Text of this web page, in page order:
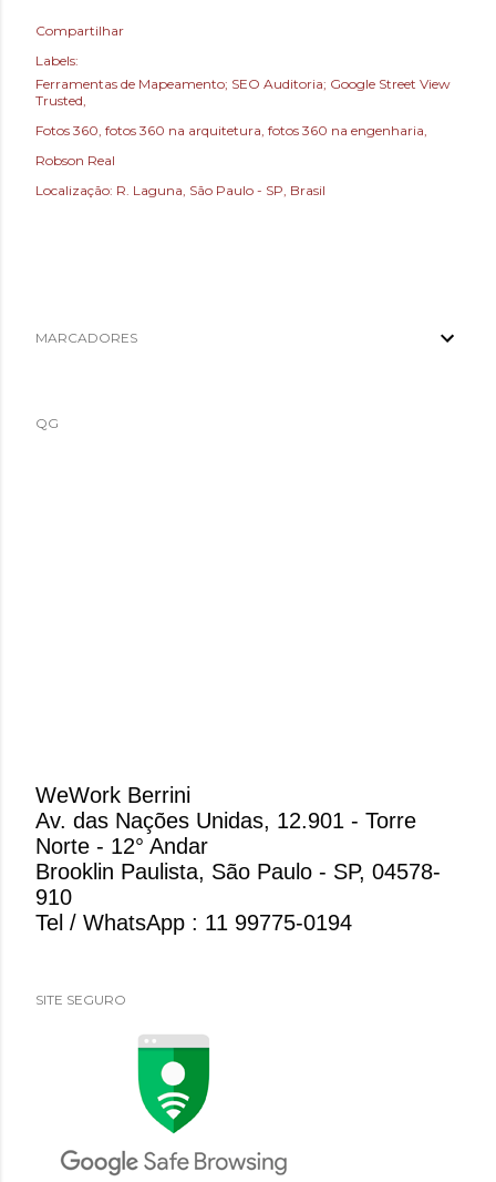
Compartilhar
Labels:
Ferramentas de Mapeamento; SEO Auditoria; Google Street View
Trusted
Fotos 360 fotos 360 na arquitetura fotos 360 na engenharia
Robson Real
Localização: R. Laguna, São Paulo - SP, Brasil
MARCADORES
QG
WeWork Berrini
Av. das Nações Unidas, 12.901 - Torre
Norte - 12° Andar
Brooklin Paulista, São Paulo - SP, 04578-
910
Tel / WhatsApp : 11 99775-0194
SITE SEGURO